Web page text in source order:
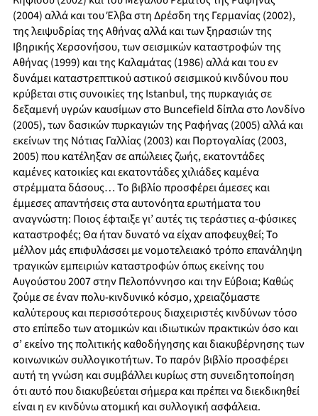
(2004) αλλά και του Έλβα στη Δρέσδη της Γερμανίας (2002),
της λειψυδρίας της Αθήνας αλλά και των ξηρασιών της
Ιβηρικής Χερσονήσου, των σεισμικών καταστροφών της
Αθήνας (1999) και της Καλαμάτας (1986) αλλά και του εν
δυνάμει καταστρεπτικού αστικού σεισμικού κινδύνου που
κρύβεται στις συνοικίες της Istanbul, της πυρκαγιάς σε
δεξαμενή υγρών καυσίμων στο Buncefield δίπλα στο Λονδίνο
(2005), των δασικών πυρκαγιών της Ραφήνας (2005) αλλά και
εκείνων της Νότιας Γαλλίας (2003) και Πορτογαλίας (2003,
2005) που κατέληξαν σε απώλειες ζωής, εκατοντάδες
καμένες κατοικίες και εκατοντάδες χιλιάδες καμένα
στρέμματα δάσους… Το βιβλίο προσφέρει άμεσες και
έμμεσες απαντήσεις στα αυτονόητα ερωτήματα του
αναγνώστη: Ποιος έφταιξε γι’ αυτές τις τεράστιες α-φύσικες
καταστροφές; Θα ήταν δυνατό να είχαν αποφευχθεί; Το
μέλλον μάς επιφυλάσσει με νομοτελειακό τρόπο επανάληψη
τραγικών εμπειριών καταστροφών όπως εκείνης του
Αυγούστου 2007 στην Πελοπόννησο και την Εύβοια; Καθώς
ζούμε σε έναν πολυ-κινδυνικό κόσμο, χρειαζόμαστε
καλύτερους και περισσότερους διαχειριστές κινδύνων τόσο
στο επίπεδο των ατομικών και ιδιωτικών πρακτικών όσο και
σ’ εκείνο της πολιτικής καθοδήγησης και διακυβέρνησης των
κοινωνικών συλλογικοτήτων. Το παρόν βιβλίο προσφέρει
αυτή τη γνώση και συμβάλλει κυρίως στη συνειδητοποίηση
ότι αυτό που διακυβεύεται σήμερα και πρέπει να διεκδικηθεί
είναι η εν κινδύνω ατομική και συλλογική ασφάλεια.